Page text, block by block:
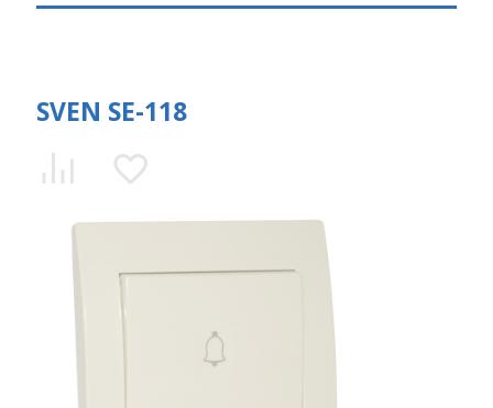
SVEN SE-118